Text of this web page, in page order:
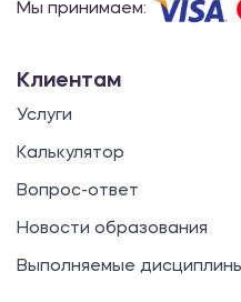
Мы принимаем:
Клиентам
Услуги
Калькулятор
Вопрос-ответ
Новости образования
Выполняемые